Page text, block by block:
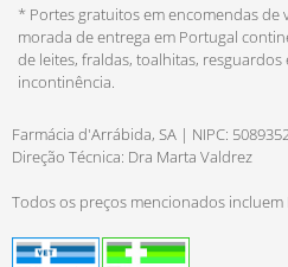
* Portes gratuitos em encomendas de
morada de entrega em Portugal
de leites, fraldas, toalhitas,
incontinência.
Farmácia d'Arrábida, SA | NIPC:
Direção Técnica: Dra Marta Valdrez
Todos os preços mencionados incluem